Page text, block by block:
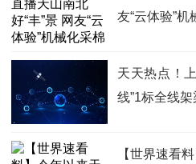
友“云体验”机
天天热点！
线”1标全线
【世界速看